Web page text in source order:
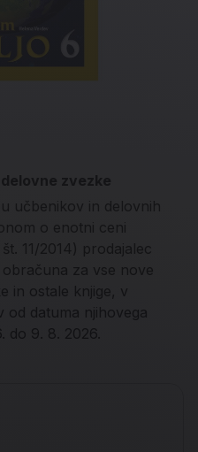
zvezke
učbenikov in delovnih
o enotni ceni
11/2014) prodajalec
za vse nove
in ostale knjige, v
od datuma njihovega
do 9. 8. 2026.